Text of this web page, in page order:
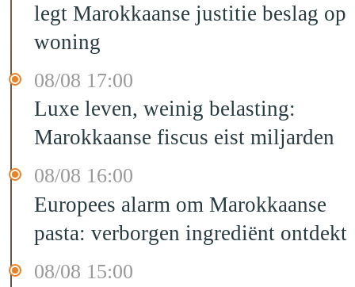
legt Marokkaanse justitie beslag op
woning
08/08 17:00
Luxe leven, weinig belasting:
Marokkaanse fiscus eist miljarden
08/08 16:00
Europees alarm om Marokkaanse
pasta: verborgen ingrediënt ontdekt
08/08 15:00